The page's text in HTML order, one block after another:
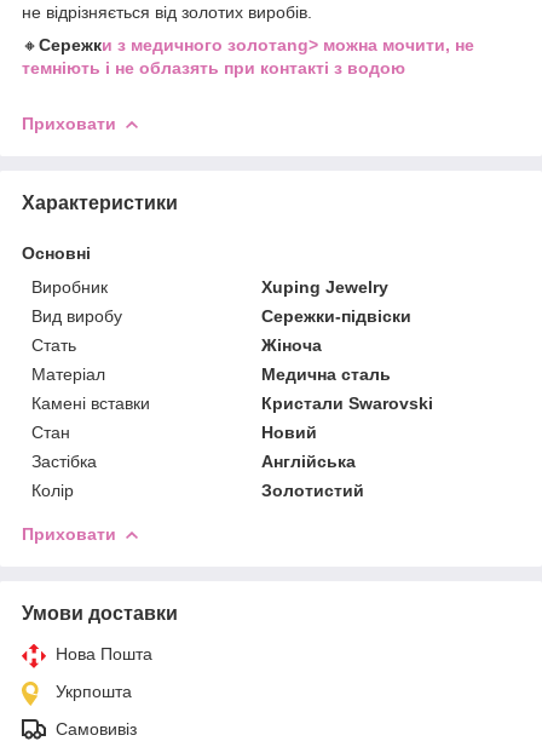
не відрізняється від золотих виробів.
🔸Сережки з медичного золотаng> можна мочити, не
темніють і не облазять при контакті з водою
Приховати
Характеристики
Основні
Виробник
Xuping Jewelry
Вид виробу
Сережки-підвіски
Стать
Жіноча
Матеріал
Медична сталь
Камені вставки
Кристали Swarovski
Стан
Новий
Застібка
Англійська
Колір
Золотистий
Приховати
Умови доставки
Нова Пошта
Укрпошта
Самовивіз